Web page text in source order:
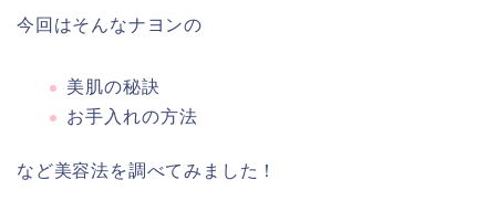
今回はそんなナヨンの
美肌の秘訣
お手入れの方法
など美容法を調べてみました！